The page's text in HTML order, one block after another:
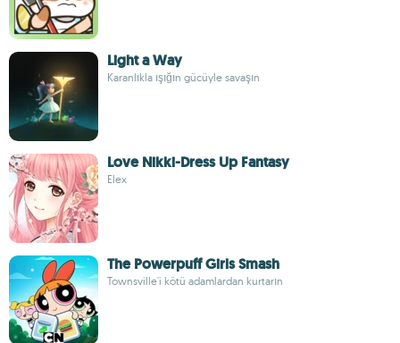
Light a Way
Karanlıkla ışığın gücüyle savaşın
Love Nikki-Dress Up Fantasy
Elex
The Powerpuff Girls Smash
Townsville'i kötü adamlardan kurtarın